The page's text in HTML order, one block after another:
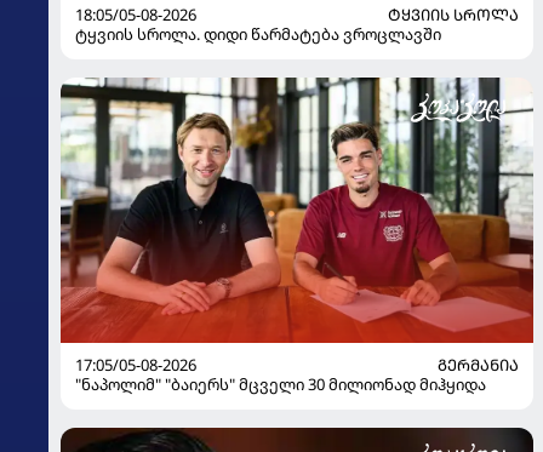
18:05/05-08-2026
ᲢᲧᲕᲘᲘᲡ ᲡᲠᲝᲚᲐ
ტყვიის სროლა. დიდი წარმატება ვროცლავში
17:05/05-08-2026
ᲒᲔᲠᲛᲐᲜᲘᲐ
"ნაპოლიმ" "ბაიერს" მცველი 30 მილიონად მიჰყიდა